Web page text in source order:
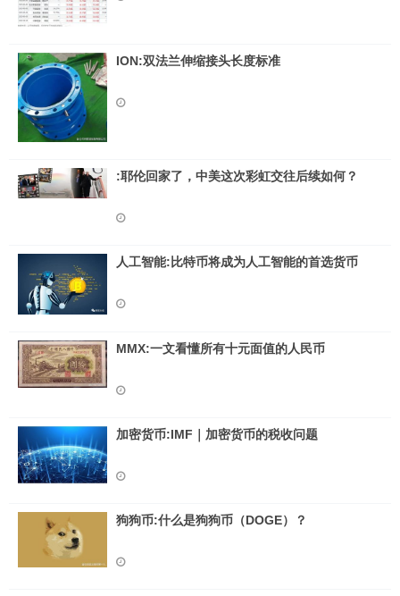
ION:双法兰伸缩接头长度标准
:耶伦回家了，中美这次彩虹交往后续如何？
人工智能:比特币将成为人工智能的首选货币
MMX:一文看懂所有十元面值的人民币
加密货币:IMF｜加密货币的税收问题
狗狗币:什么是狗狗币（DOGE）？